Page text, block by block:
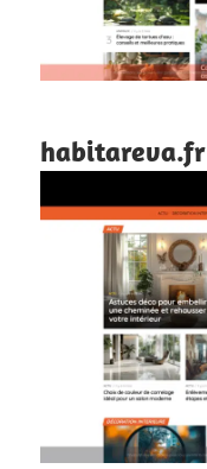
habitareva.fr